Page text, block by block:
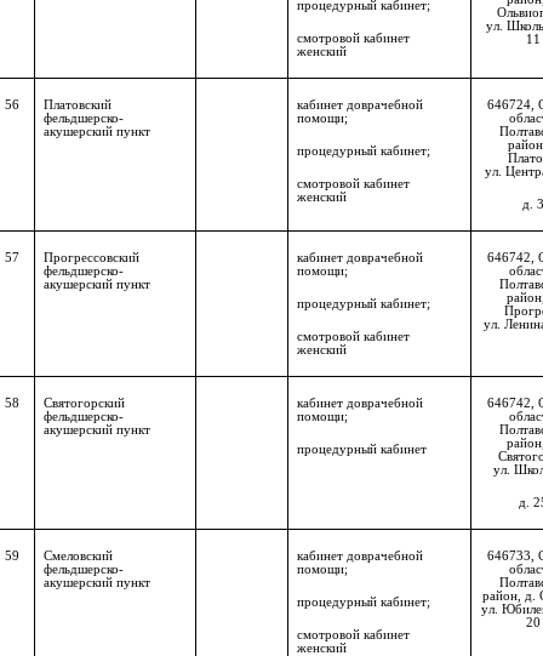
процедурный кабинет;
смотровой кабинет
женский
ул.
11
56
Платовский
фельдшерско-
акушерский пункт
кабинет доврачебной
помощи;
процедурный кабинет;
смотровой кабинет
женский
646724,
ул.
д.
57
Прогрессовский
фельдшерско-
акушерский пункт
кабинет доврачебной
помощи;
процедурный кабинет;
смотровой кабинет
женский
646742,
ул.
58
Святогорский
фельдшерско-
акушерский пункт
кабинет доврачебной
помощи;
процедурный кабинет
646742,
ул.
д.
59
Смеловский
фельдшерско-
акушерский пункт
кабинет доврачебной
помощи;
процедурный кабинет;
смотровой кабинет
женский
646733,
район, д.
ул.
20